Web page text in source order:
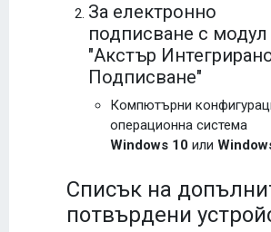
За електронно
подписване с модул
"Акстър
Подписване"
Компютърни
операционна система
Windows 10 или
Списък на
потвърдени